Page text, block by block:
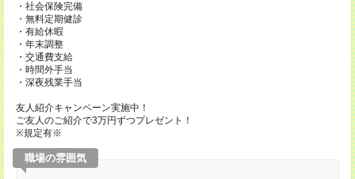
・社会保険完備
・無料定期健診
・有給休暇
・年末調整
・交通費支給
・時間外手当
・深夜残業手当
友人紹介キャンペーン実施中！
ご友人のご紹介で3万円ずつプレゼント！
※規定有※
職場の雰囲気